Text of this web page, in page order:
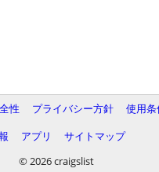
性 プライバシー方針
使用条
アプリ
サイトマップ
© 2026 craigslist